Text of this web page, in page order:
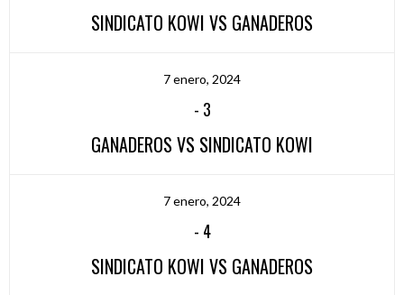
SINDICATO KOWI VS GANADEROS
7 enero, 2024
- 3
GANADEROS VS SINDICATO KOWI
7 enero, 2024
- 4
SINDICATO KOWI VS GANADEROS